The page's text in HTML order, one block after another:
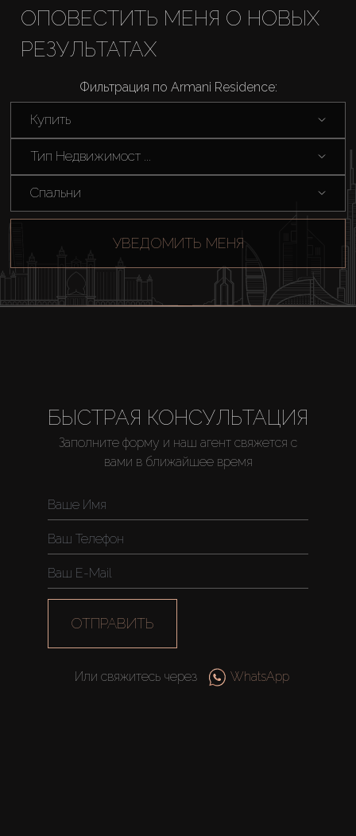
Аренда
Продажа
Новостройки
AX Journal
Агенты
ОПОВЕСТИТЬ МЕНЯ О НОВЫХ
РЕЗУЛЬТАТАХ
Фильтрация по Armani Residence:
Купить
Тип Недвижимост ...
Спальни
УВЕДОМИТЬ МЕНЯ
БЫСТРАЯ КОНСУЛЬТАЦИЯ
Заполните форму и наш агент свяжется с
вами в ближайшее время
ОТПРАВИТЬ
Или свяжитесь через WhatsApp